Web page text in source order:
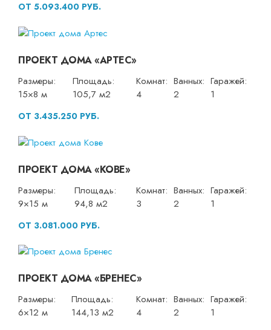
ОТ 5.093.400 РУБ.
ПРОЕКТ ДОМА «АРТЕС»
Размеры:
15×8 м
Площадь:
105,7 м2
Комнат:
4
Ванных:
2
Гаражей:
1
ОТ 3.435.250 РУБ.
ПРОЕКТ ДОМА «КОВЕ»
Размеры:
9×15 м
Площадь:
94,8 м2
Комнат:
3
Ванных:
2
Гаражей:
1
ОТ 3.081.000 РУБ.
ПРОЕКТ ДОМА «БРЕНЕС»
Размеры:
6×12 м
Площадь:
144,13 м2
Комнат:
4
Ванных:
2
Гаражей:
1